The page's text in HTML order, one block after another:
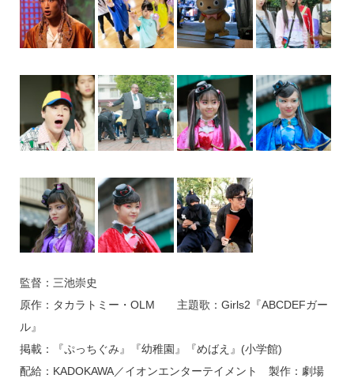
監督：三池崇史
原作：タカラトミー・OLM 主題歌：Girls2『ABCDEFガー
ル』
掲載：『ぷっちぐみ』『幼稚園』『めばえ』(小学館)
配給：KADOKAWA／イオンエンターテイメント 製作：劇場